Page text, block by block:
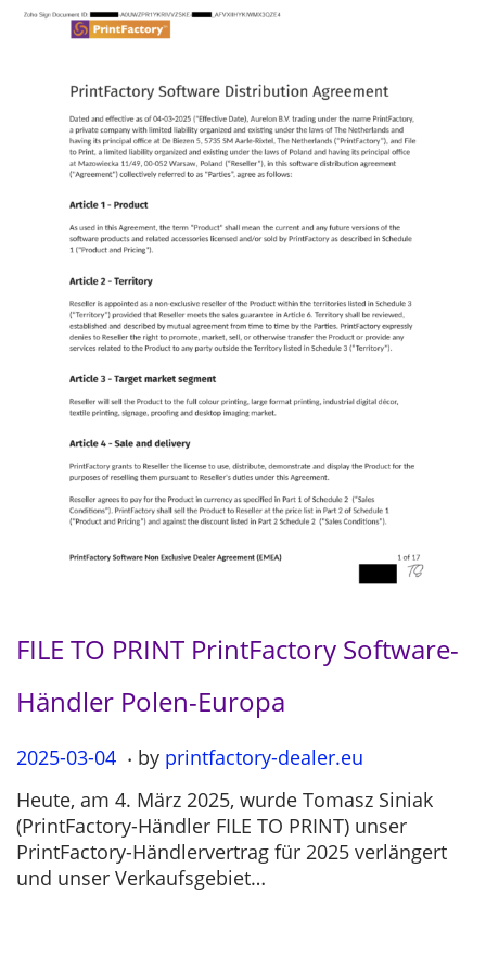
FILE TO PRINT PrintFactory Software-
Händler Polen-Europa
P
s
t
e
d
2025-03-04 2
2
5
-
0
. by printfactory-dealer.eu
Heute, am 4. März 2025, wurde Tomasz Siniak
(PrintFactory-Händler FILE TO PRINT) unser
PrintFactory-Händlervertrag für 2025 verlängert
und unser Verkaufsgebiet…